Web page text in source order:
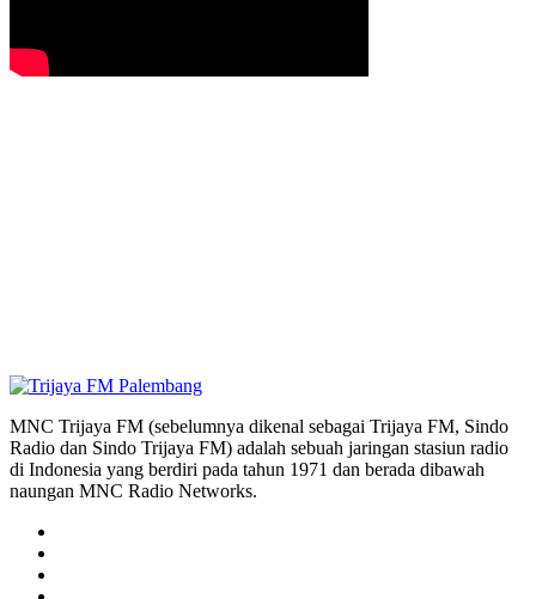
MNC Trijaya FM (sebelumnya dikenal sebagai Trijaya FM, Sindo
Radio dan Sindo Trijaya FM) adalah sebuah jaringan stasiun radio
di Indonesia yang berdiri pada tahun 1971 dan berada dibawah
naungan MNC Radio Networks.